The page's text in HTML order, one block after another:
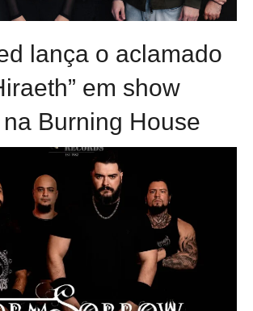
lança o aclamado
em show
Burning House